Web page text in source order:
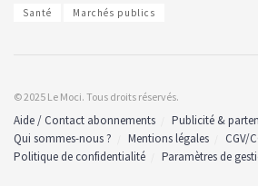
Santé Marchés publics
© 2025 Le Moci. Tous droits réservés.
Aide / Contact abonnements
Publicité &
Qui sommes-nous ?
Mentions légales
CGV/
Politique de confidentialité
Paramètres de